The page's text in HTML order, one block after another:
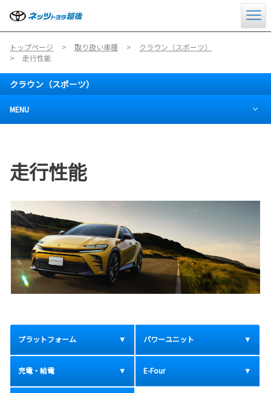
トップページ 取り扱い車種
クラウン（スポーツ）
走行性能
クラウン（スポーツ）
MENU
走行性能
プラットフォーム パワーユニット
充電・給電 E-Four